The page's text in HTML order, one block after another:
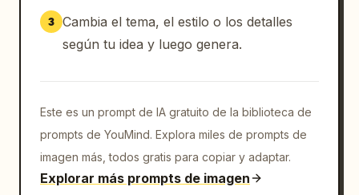
los puños",
        "piece_count": 3
      },
        "id": "7",
        "title": "7. Calcetines con
        "description": "Ilustración de
calcetines blancos con volantes",
        "piece_count": 1
3 Cambia el tema, el estilo o los detalles
según tu idea y luego genera.
Este es un prompt de IA gratuito de la biblioteca de
prompts de YouMind. Explora miles de prompts de
imagen más, todos gratis para copiar y adaptar.
Explorar más prompts de imagen